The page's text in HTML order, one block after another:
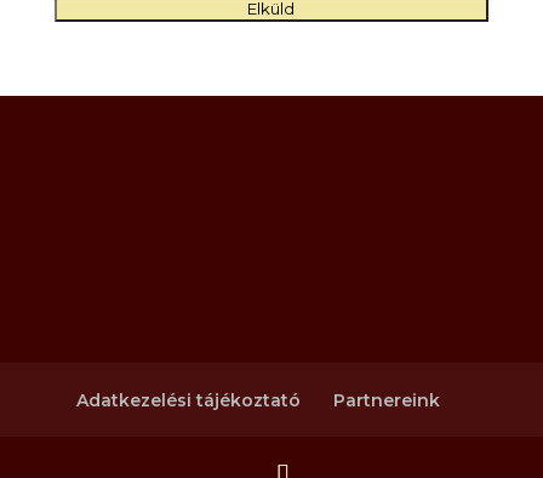
Adatkezelési tájékoztató Partnereink